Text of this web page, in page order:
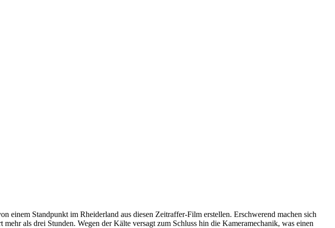
Standpunkt im Rheiderland aus diesen Zeitraffer-Film erstellen. Erschwerend machen sich
als drei Stunden. Wegen der Kälte versagt zum Schluss hin die Kameramechanik, was einen